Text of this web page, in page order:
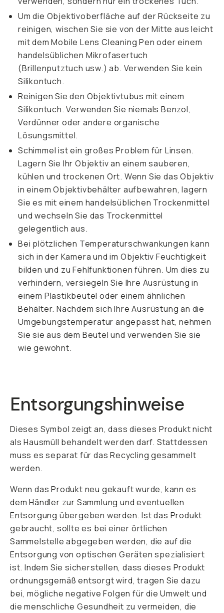
Um die Objektivoberfläche auf der Rückseite zu
reinigen, wischen Sie sie von der Mitte aus leicht
mit dem Mobile Lens Cleaning Pen oder einem
handelsüblichen Mikrofasertuch
(Brillenputztuch usw.) ab. Verwenden Sie kein
Silikontuch.
Reinigen Sie den Objektivtubus mit einem
Silikontuch. Verwenden Sie niemals Benzol,
Verdünner oder andere organische
Lösungsmittel.
Schimmel ist ein großes Problem für Linsen.
Lagern Sie Ihr Objektiv an einem sauberen,
kühlen und trockenen Ort. Wenn Sie das Objektiv
in einem Objektivbehälter aufbewahren, lagern
Sie es mit einem handelsüblichen Trockenmittel
und wechseln Sie das Trockenmittel
gelegentlich aus.
Bei plötzlichen Temperaturschwankungen kann
sich in der Kamera und im Objektiv Feuchtigkeit
bilden und zu Fehlfunktionen führen. Um dies zu
verhindern, versiegeln Sie Ihre Ausrüstung in
einem Plastikbeutel oder einem ähnlichen
Behälter. Nachdem sich Ihre Ausrüstung an die
Umgebungstemperatur angepasst hat, nehmen
Sie sie aus dem Beutel und verwenden Sie sie
wie gewohnt.
Entsorgungshinweise
Dieses Symbol zeigt an, dass dieses Produkt nicht
als Hausmüll behandelt werden darf. Stattdessen
muss es separat für das Recycling gesammelt
werden.
Wenn das Produkt neu gekauft wurde, kann es
dem Händler zur Sammlung und eventuellen
Entsorgung übergeben werden. Ist das Produkt
gebraucht, sollte es bei einer örtlichen
Sammelstelle abgegeben werden, die auf die
Entsorgung von optischen Geräten spezialisiert
ist. Indem Sie sicherstellen, dass dieses Produkt
ordnungsgemäß entsorgt wird, tragen Sie dazu
bei, mögliche negative Folgen für die Umwelt und
die menschliche Gesundheit zu vermeiden, die